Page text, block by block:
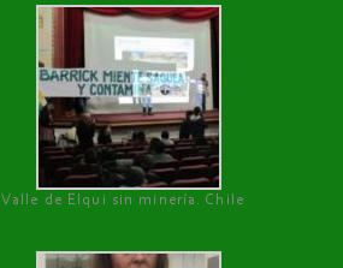
Valle de Elqui sin minería. Chile